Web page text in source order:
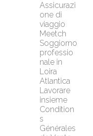
Assicurazi
one di
viaggio
Meetch
Soggiorno
professio
nale in
Loira
Atlantica
Lavorare
insieme
Condition
s
Générales